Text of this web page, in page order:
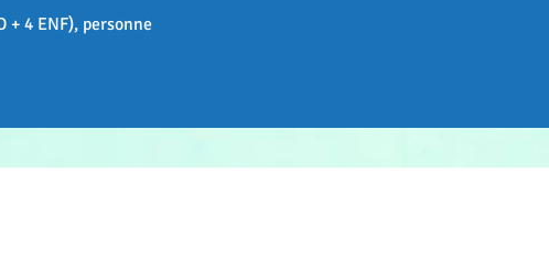
4 ENF), personne